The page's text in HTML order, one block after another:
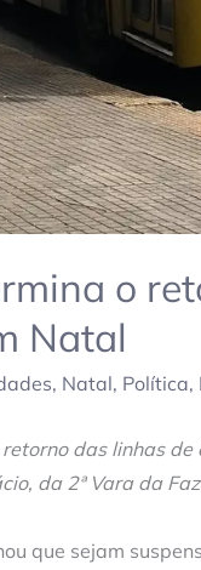
o
Natal
, Natal, Política,
das linhas
da 2ª Vara da
que sejam